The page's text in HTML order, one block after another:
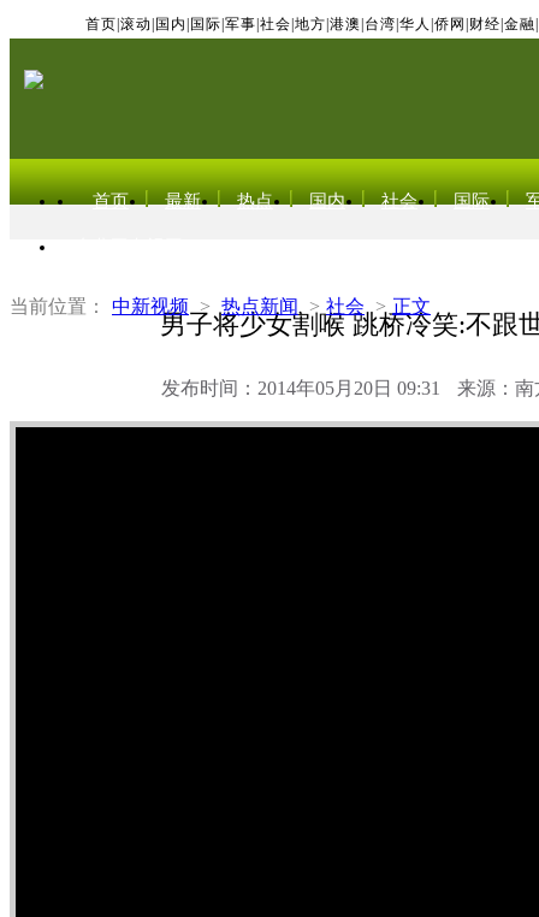
首页 滚动 国内 国际 军事 社会 地方 港澳 台湾 华人 侨网 财经 金融
首页 最新 热点 国内 社会 国际
当前位置： 中新视频 > 热点新闻 > 社会 > 正文
男子将少女割喉 跳桥冷笑:不跟
发布时间：2014年05月20日 09:31 来源：南